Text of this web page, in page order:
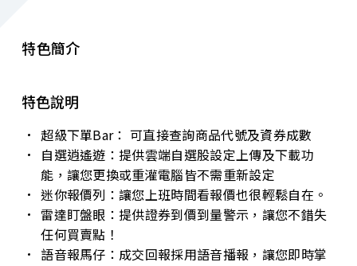
特色簡介
特色說明
超級下單Bar： 可直接查詢商品代號及資券成數
自選逍遙遊：提供雲端自選股設定上傳及下載功
能，讓您更換或重灌電腦皆不需重新設定
迷你報價列：讓您上班時間看報價也很輕鬆自在。
雷達盯盤眼：提供證券到價到量警示，讓您不錯失
任何買賣點！
語音報馬仔：成交回報採用語音播報，讓您即時掌